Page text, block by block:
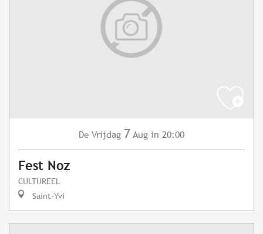
De Vrijdag 7 Aug in 20:00
Fest Noz
CULTUREEL
Saint-Yvi